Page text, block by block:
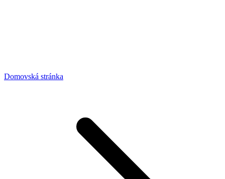
Domovská stránka